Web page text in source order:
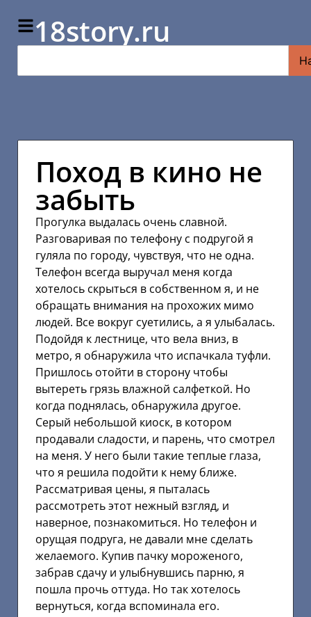
18story.ru
Поход в кино не
забыть
Прогулка выдалась очень славной.
Разговаривая по телефону с подругой я
гуляла по городу, чувствуя, что не одна.
Телефон всегда выручал меня когда
хотелось скрыться в собственном я, и не
обращать внимания на прохожих мимо
людей. Все вокруг суетились, а я улыбалась.
Подойдя к лестнице, что вела вниз, в
метро, я обнаружила что испачкала туфли.
Пришлось отойти в сторону чтобы
вытереть грязь влажной салфеткой. Но
когда поднялась, обнаружила другое.
Серый небольшой киоск, в котором
продавали сладости, и парень, что смотрел
на меня. У него были такие теплые глаза,
что я решила подойти к нему ближе.
Рассматривая цены, я пыталась
рассмотреть этот нежный взгляд, и
наверное, познакомиться. Но телефон и
орущая подруга, не давали мне сделать
желаемого. Купив пачку мороженого,
забрав сдачу и улыбнувшись парню, я
пошла прочь оттуда. Но так хотелось
вернуться, когда вспоминала его.